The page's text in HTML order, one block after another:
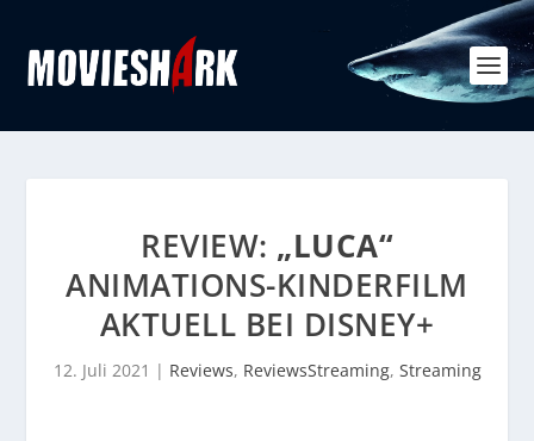
REVIEW: „LUCA“
ANIMATIONS-KINDERFILM
AKTUELL BEI DISNEY+
12. Juli 2021 | Reviews, ReviewsStreaming, Streaming